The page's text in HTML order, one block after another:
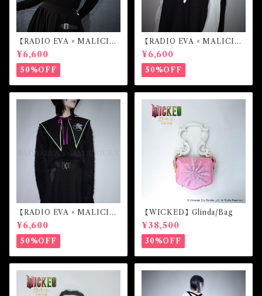
【RADIO EVA × MALICIO
US.X】Sailor collar （第4の
使徒）
¥6,600
50%OFF
【RADIO EVA × MALICIO
US.X】Sailor collar （綾波
レイ）
¥6,600
50%OFF
【RADIO EVA × MALICIO
US.X】Sailor collar （初号
機）
¥6,600
50%OFF
【WICKED】Glinda/Bag
¥38,500
30%OFF